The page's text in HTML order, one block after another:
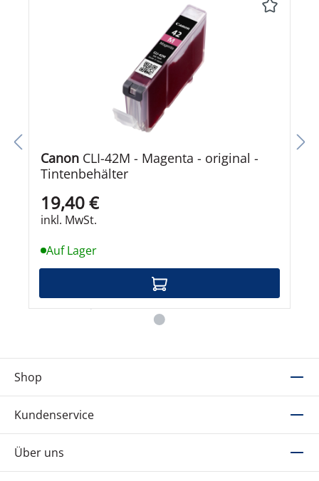
Canon
Tintenbehälter
19,40 €
inkl. MwSt.
Auf Lager
Shop
Kundenservice
Über uns